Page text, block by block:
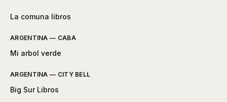
La comuna libros
ARGENTINA — CABA
Mi arbol verde
ARGENTINA — CITY BELL
Big Sur Libros